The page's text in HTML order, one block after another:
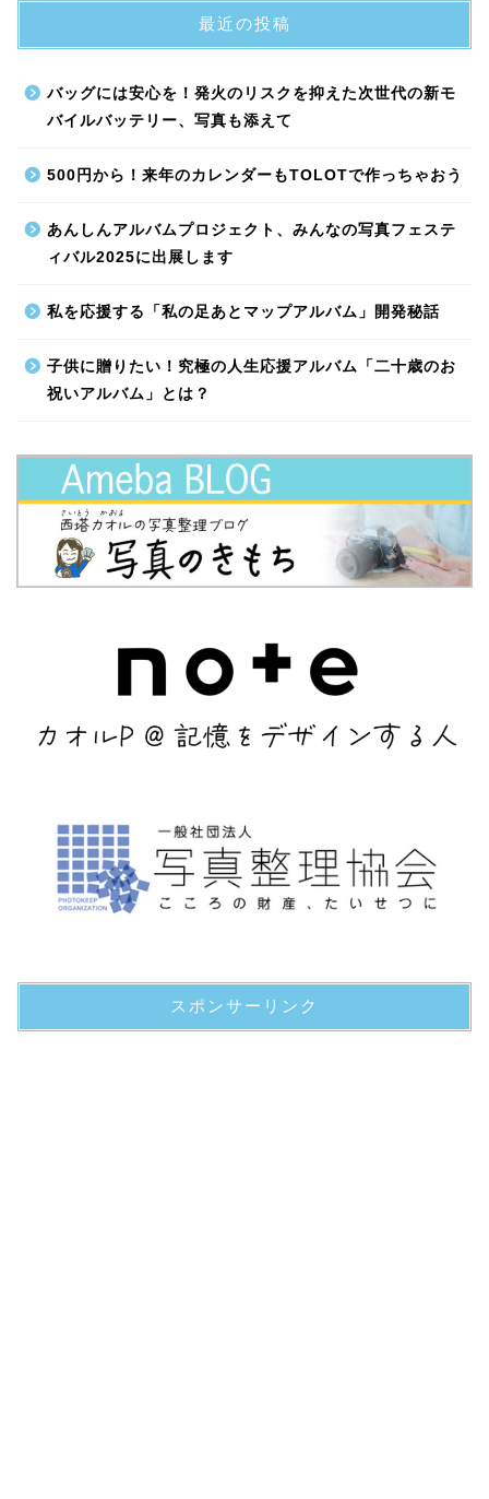
最近の投稿
バッグには安心を！発火のリスクを抑えた次世代の新モ
バイルバッテリー、写真も添えて
500円から！来年のカレンダーもTOLOTで作っちゃおう
あんしんアルバムプロジェクト、みんなの写真フェステ
ィバル2025に出展します
私を応援する「私の足あとマップアルバム」開発秘話
子供に贈りたい！究極の人生応援アルバム「二十歳のお
祝いアルバム」とは？
スポンサーリンク